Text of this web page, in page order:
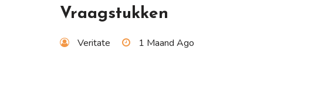
Vraagstukken
Veritate 1 Maand Ago